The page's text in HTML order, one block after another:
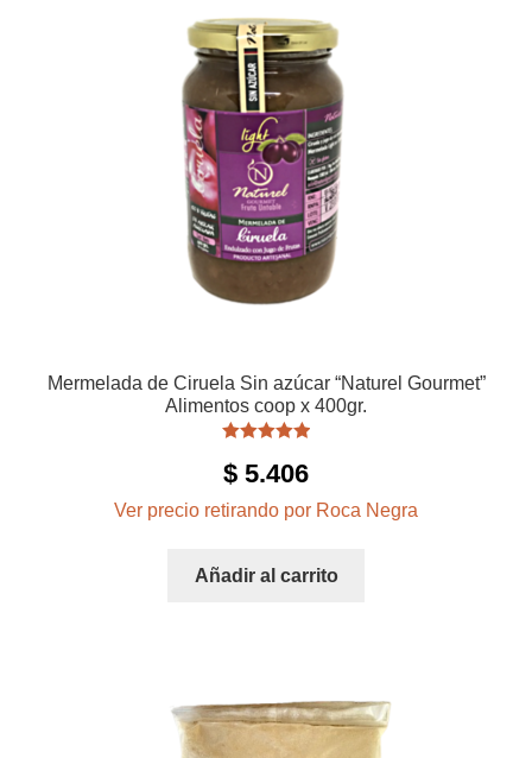
Mermelada de Ciruela Sin azúcar “Naturel Gourmet”
Alimentos coop x 400gr.
5.00de 5
$ 5.406
Ver precio retirando por Roca Negra
Añadir al carrito